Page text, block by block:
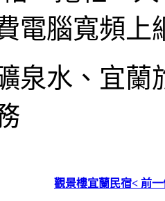
電腦寬頻上
泉水、宜蘭
觀景樓宜蘭民宿< 前一